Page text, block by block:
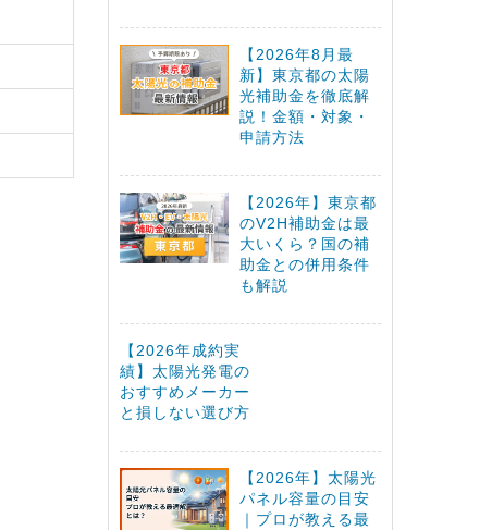
【2026年8月最
新】東京都の太陽
光補助金を徹底解
説！金額・対象・
申請方法
【2026年】東京都
のV2H補助金は最
大いくら？国の補
助金との併用条件
も解説
【2026年成約実
績】太陽光発電の
おすすめメーカー
と損しない選び方
【2026年】太陽光
パネル容量の目安
｜プロが教える最